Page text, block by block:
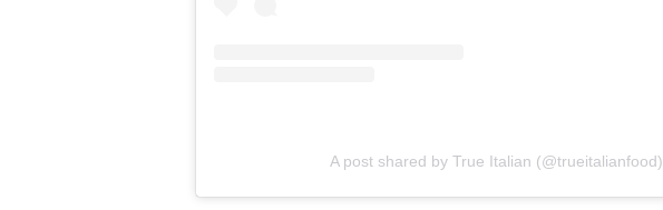
A post shared by True Italian (@trueitalianfood)